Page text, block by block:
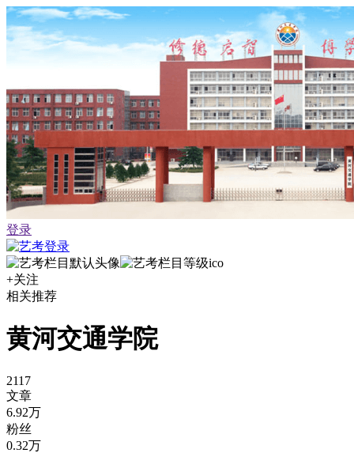
登录
+关注
相关推荐
黄河交通学院
2117
文章
6.92万
粉丝
0.32万